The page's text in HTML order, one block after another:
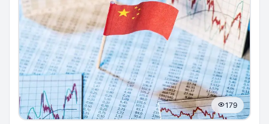
179